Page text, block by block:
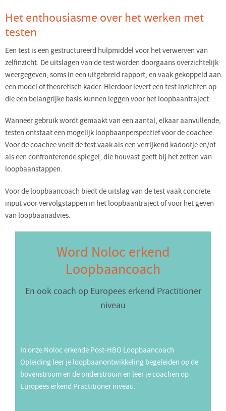
Het enthousiasme over het werken met
testen
Een test is een gestructureerd hulpmiddel voor het verwerven van
zelfinzicht. De uitslagen van de test worden doorgaans overzichtelijk
weergegeven, soms in een uitgebreid rapport, en vaak gekoppeld aan
een model of theoretisch kader. Hierdoor levert een test inzichten op
die een belangrijke basis kunnen leggen voor het loopbaantraject.
Wanneer gebruik wordt gemaakt van een aantal, elkaar aanvullende,
testen ontstaat een mogelijk loopbaanperspectief voor de coachee.
Voor de coachee voelt de test vaak als een verrijkend kadootje en/of
als een confronterende spiegel, die houvast geeft bij het zetten van
loopbaanstappen.
Voor de loopbaancoach biedt de uitslag van de test vaak concrete
input voor vervolgstappen in het loopbaantraject of voor het geven
van loopbaanadvies.
Word Noloc erkend
Loopbaancoach
En ook coach op Europees erkend Practitioner
niveau
In onze Noloc erkende Post-HBO Loopbaancoach
Opleiding leer je loopbaanontwikkeling begeleiden op de
bovenstroom en de onderstroom en leer je coachen op
Europees erkend Practitioner niveau.